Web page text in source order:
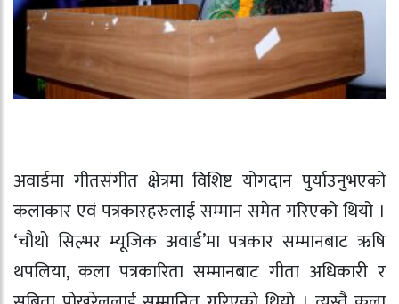
अवार्डमा गीतसंगीत क्षेत्रमा विशिष्ट योगदान पुर्याउनुभएको
कलाकार एवं पत्रकारहरुलाई सम्मान समेत गरिएको थियो ।
‘चौथो सिल्भर म्यूजिक अवार्ड’मा पत्रकार सम्मानबाट ऋषि
थपलिया, कला पत्रकारिता सम्मानबाट गीता अधिकारी र